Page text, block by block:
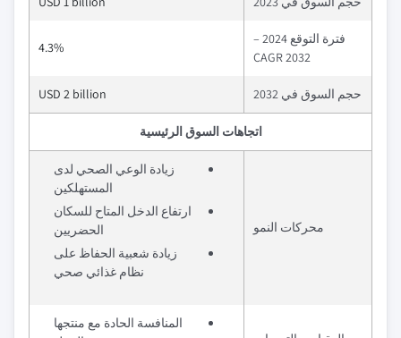
فترة التوقع 2024 –
2032 CAGR
4.3%
حجم السوق في 2032 USD 2 billion
اتجاهات السوق الرئيسية
محركات النمو
زيادة الوعي الصحي لدى
المستهلكين
ارتفاع الدخل المتاح للسكان
الحضريين
زيادة شعبية الحفاظ على
نظام غذائي صحي
المنافسة الحادة مع منتجها